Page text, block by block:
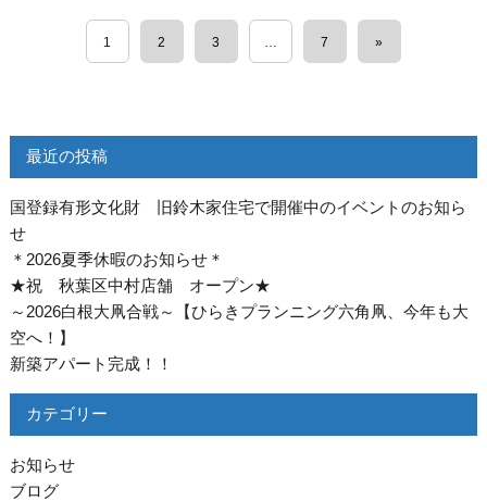
1 2 3 7 »
最近の投稿
国登録有形文化財 旧鈴木家住宅で開催中のイベントのお知ら
せ
＊2026夏季休暇のお知らせ＊
★祝 秋葉区中村店舗 オープン★
～2026白根大凧合戦～【ひらきプランニング六角凧、今年も大
空へ！】
新築アパート完成！！
カテゴリー
お知らせ
ブログ